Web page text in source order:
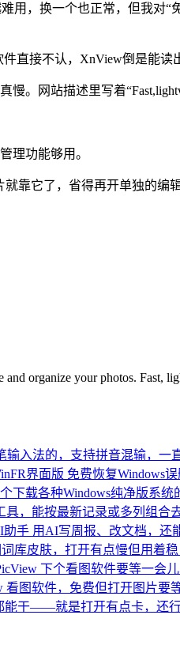
用，换一个也正常，但我对
直接不认，XnView倒是能读
。网站描述里写着
理功能够用。
靠它了，省得再开单独的编
organize your photos. Fast,
输入法的，支持拼音混输，一
界面版 免费恢复Windows
下载各种Windows纯净版系统
具，能按最新记录或多列组合
助手 用AI写周报、改文档，还
库皮肤，打开有点慢但用着稳
下个看图软件要等一会
看图软件，免费但打开图片要
能干——就是打开有点卡，还